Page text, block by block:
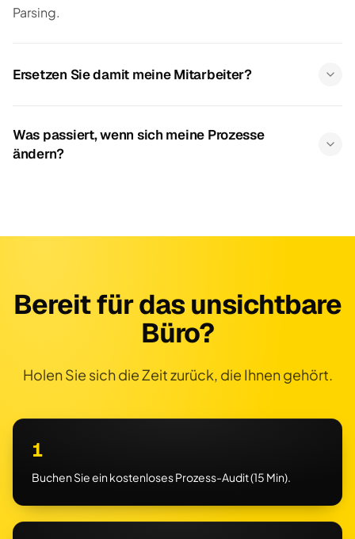
Parsing.
Ersetzen Sie damit meine Mitarbeiter?
Was passiert, wenn sich meine Prozesse
ändern?
Bereit für das unsichtbare
Büro?
Holen Sie sich die Zeit zurück, die Ihnen gehört.
1
Buchen Sie ein kostenloses Prozess-Audit (15 Min).